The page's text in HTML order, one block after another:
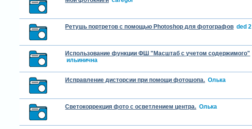
Ретушь портретов с помощью Photoshop для фотографов ded 2
Использование функции ФШ "Масштаб с учетом содержимого"
ильинична
Исправление дисторсии при помощи фотошопа. Олька
Светокоррекция фото с осветлением центра. Олька